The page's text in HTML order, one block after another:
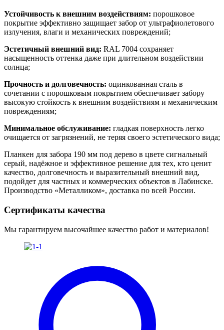
Устойчивость к внешним воздействиям: порошковое
покрытие эффективно защищает забор от ультрафиолетового
излучения, влаги и механических повреждений;
Эстетичный внешний вид: RAL 7004 сохраняет
насыщенность оттенка даже при длительном воздействии
солнца;
Прочность и долговечность: оцинкованная сталь в
сочетании с порошковым покрытием обеспечивает забору
высокую стойкость к внешним воздействиям и механическим
повреждениям;
Минимальное обслуживание: гладкая поверхность легко
очищается от загрязнений, не теряя своего эстетического вида;
Планкен для забора 190 мм под дерево в цвете сигнальный
серый, надёжное и эффективное решение для тех, кто ценит
качество, долговечность и выразительный внешний вид,
подойдет для частных и коммерческих объектов в Лабинске.
Производство «Металликом», доставка по всей России.
Сертификаты качества
Мы гарантируем высочайшее качество работ и материалов!